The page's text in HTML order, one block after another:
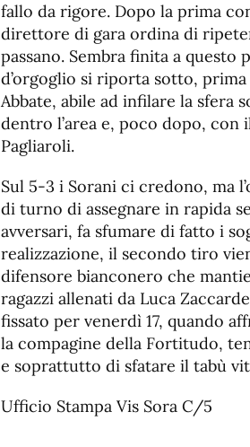
fallo da rigore. Dopo la prima
direttore di gara ordina di
passano. Sembra finita a
d’orgoglio si riporta sotto,
Abbate, abile ad infilare la sfera
dentro l’area e, poco dopo,
Pagliaroli.
Sul 5-3 i Sorani ci credono, ma
di turno di assegnare in rapida
avversari, fa sfumare di fatto i
realizzazione, il secondo tiro
difensore bianconero che
ragazzi allenati da Luca
fissato per venerdì 17, quando
la compagine della Fortitudo,
e soprattutto di sfatare il tabù
Ufficio Stampa Vis Sora C/5